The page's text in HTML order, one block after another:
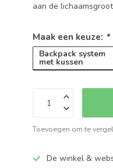
aan de
Maak een keuze: *
Backpack system
met kussen
Toevoegen om te
De winkel &